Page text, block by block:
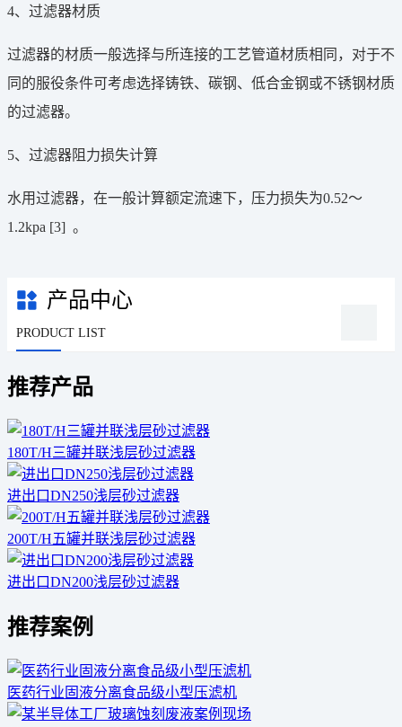
4、过滤器材质
过滤器的材质一般选择与所连接的工艺管道材质相同，对于不
同的服役条件可考虑选择铸铁、碳钢、低合金钢或不锈钢材质
的过滤器。
5、过滤器阻力损失计算
水用过滤器，在一般计算额定流速下，压力损失为0.52～
1.2kpa [3] 。
产品中心
PRODUCT LIST
推荐产品
180T/H三罐并联浅层砂过滤器
进出口DN250浅层砂过滤器
200T/H五罐并联浅层砂过滤器
进出口DN200浅层砂过滤器
推荐案例
医药行业固液分离食品级小型压滤机